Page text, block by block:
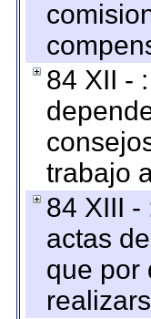
84 XII -
trabajo
84 XIII -
actas
que por